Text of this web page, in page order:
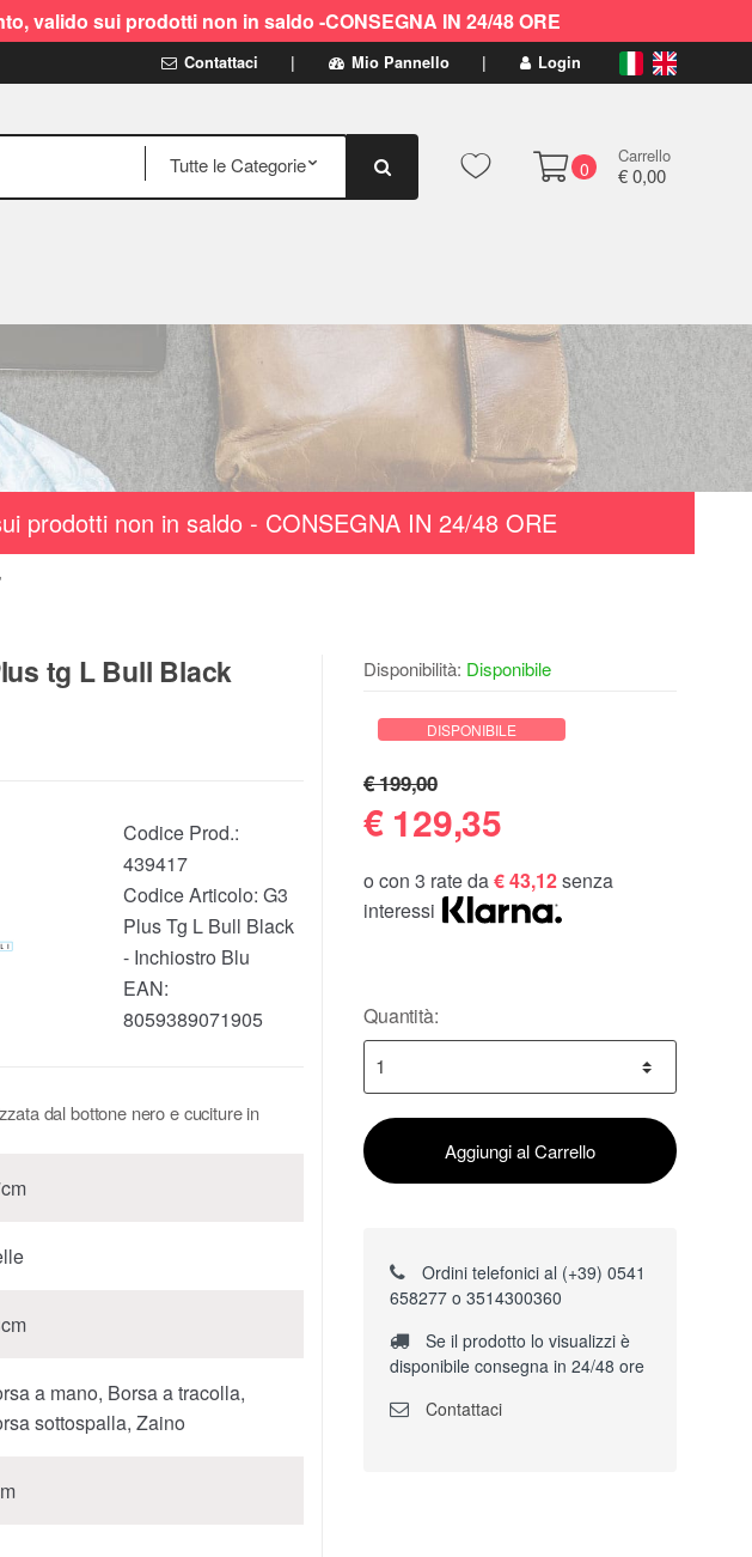
valido sui prodotti non in saldo -CONSEGNA IN 24/48 ORE
Contattaci Mio Pannello Login
0
Carrello
€ 0,00
prodotti non in saldo - CONSEGNA IN 24/48 ORE
tg L Bull Black
Codice Prod.:
439417
Codice Articolo: G3
Plus Tg L Bull Black
- Inchiostro Blu
EAN:
8059389071905
dal bottone nero e cuciture in
a mano, Borsa a tracolla,
sottospalla, Zaino
Disponibilità: Disponibile
DISPONIBILE
€ 199,00
€ 129,35
o con 3 rate da€ 43,12senza
interessi
Quantità:
Aggiungi al Carrello
Ordini telefonici al (+39) 0541
658277 o 3514300360
Se il prodotto lo visualizzi è
disponibile consegna in 24/48 ore
Contattaci